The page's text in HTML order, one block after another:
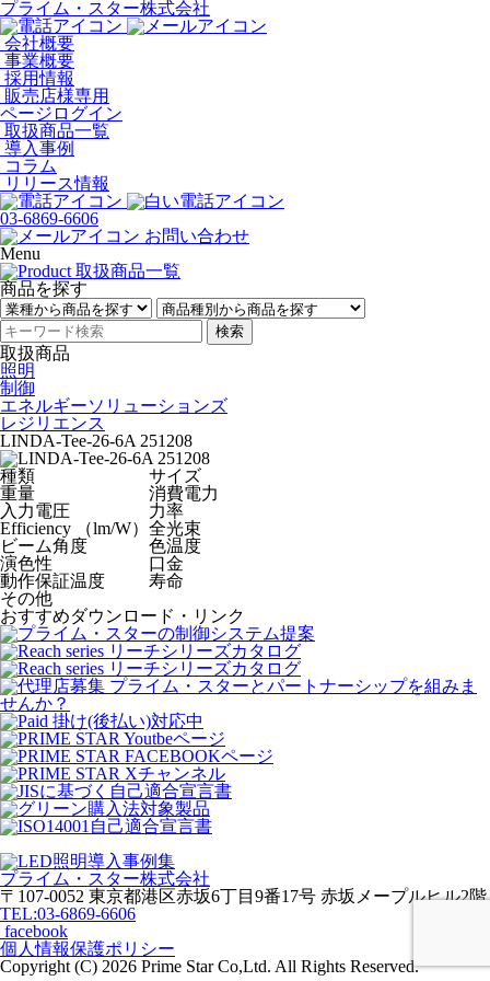
プライム・スター株式会社
会社概要
事業概要
採用情報
販売店様専用
ページログイン
取扱商品一覧
導入事例
コラム
リリース情報
03-6869-6606
お問い合わせ
Menu
商品を探す
検索
取扱商品
照明
制御
エネルギーソリューションズ
レジリエンス
LINDA-Tee-26-6A 251208
種類
サイズ
重量
消費電力
入力電圧
力率
Efficiency （lm/W） 全光束
ビーム角度
色温度
演色性
口金
動作保証温度
寿命
その他
おすすめダウンロード・リンク
プライム・スター株式会社
〒107-0052 東京都港区赤坂6丁目9番17号 赤坂メープルヒル2階
TEL:03-6869-6606
facebook
個人情報保護ポリシー
Copyright (C) 2026 Prime Star Co,Ltd. All Rights Reserved.